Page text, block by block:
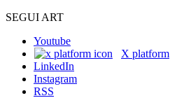
SEGUI ART
Youtube
X platform
LinkedIn
Instagram
RSS